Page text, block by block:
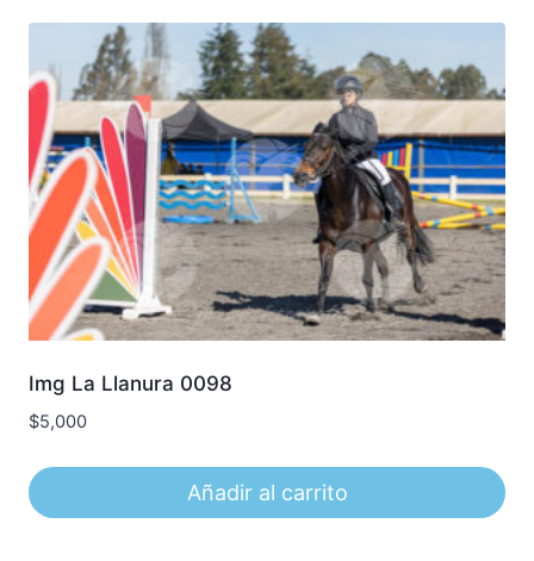
Img La Llanura 0098
$5,000
Añadir al carrito